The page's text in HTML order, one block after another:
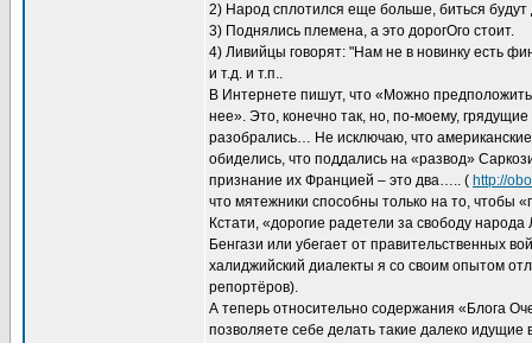
2) Народ сплотился еще больше, биться будут
3) Поднялись племена, а это дорогОго стоит.
4) Ливийцы говорят: "Нам не в новинку есть
и т.д. и т.п..
В Интернете пишут, что «Можно
нее». Это, конечно так, но, по-моему,
разобрались… Не исключаю, что
обиделись, что поддались на «развод»
признание их Францией – это два….. ( http://
что мятежники способны только на то, чтобы
Кстати, «дорогие радетели за свободу
Бенгази или убегает от правительственных
халиджийский диалекты я со своим опытом
репортёров).
А теперь относительно содержания «Блога
позволяете себе делать такие далеко